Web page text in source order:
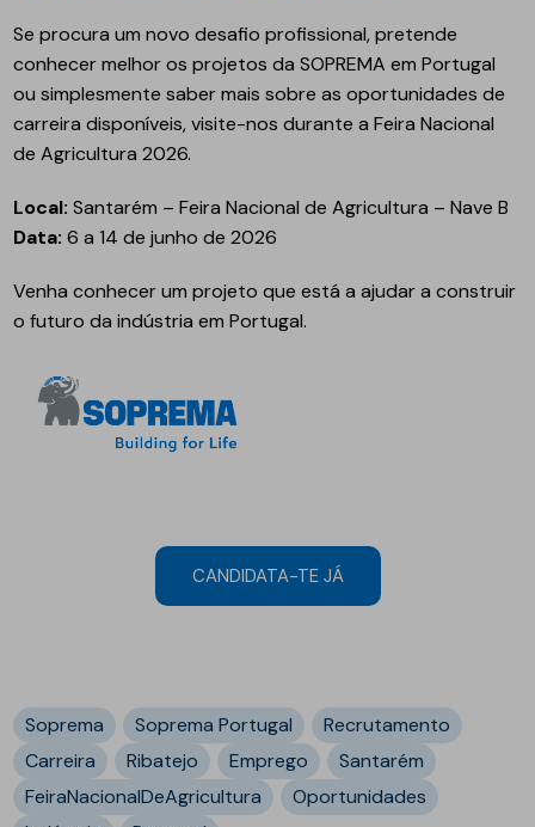
Se procura um novo desafio profissional, pretende
conhecer melhor os projetos da SOPREMA em Portugal
ou simplesmente saber mais sobre as oportunidades de
carreira disponíveis, visite-nos durante a Feira Nacional
de Agricultura 2026.
Local: Santarém – Feira Nacional de Agricultura – Nave B
Data: 6 a 14 de junho de 2026
Venha conhecer um projeto que está a ajudar a construir
o futuro da indústria em Portugal.
CANDIDATA-TE JÁ
Soprema Soprema Portugal
Recrutamento
Carreira
Ribatejo Emprego
Santarém
FeiraNacionalDeAgricultura
Oportunidades